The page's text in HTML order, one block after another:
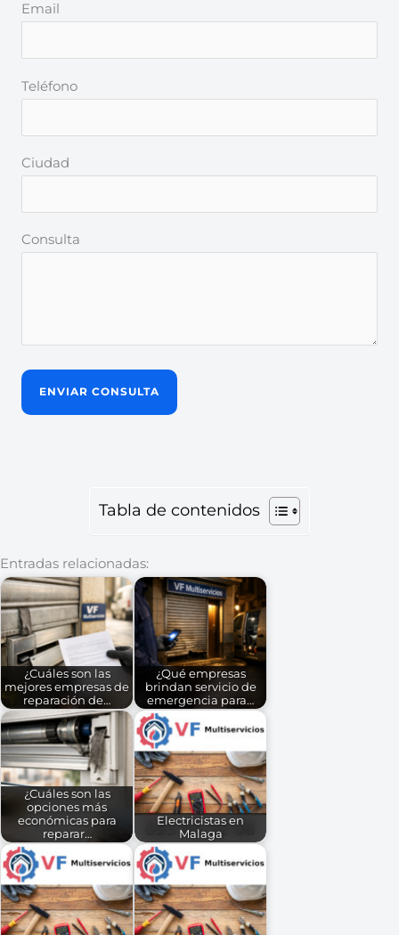
Email
Teléfono
Ciudad
Consulta
Tabla de contenidos
Entradas relacionadas:
¿Cuáles son las
mejores empresas de
reparación de…
¿Qué empresas
brindan servicio de
emergencia para…
¿Cuáles son las
opciones más
económicas para
reparar…
Electricistas en
Malaga